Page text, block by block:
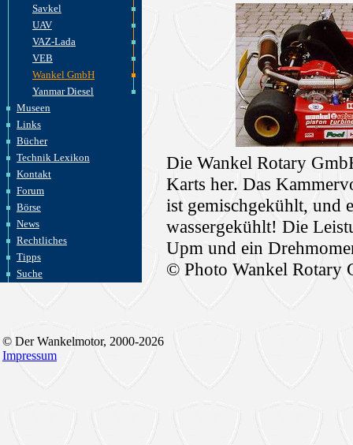
Savkel
UAV
VAZ-Lada
VEB
Wankel GmbH
Yanmar Diesel
Museen
Links
Bücher
Technik Lexikon
Kontakt
Forum
Börse
News
Rechtliches
Tipps
Suche
Die Wankel Rotary
Karts her. Das
ist gemischgekühlt, und
wassergekühlt! Die
Upm und ein
© Photo Wankel Rotary
© Der Wankelmotor, 2000-2026
Impressum